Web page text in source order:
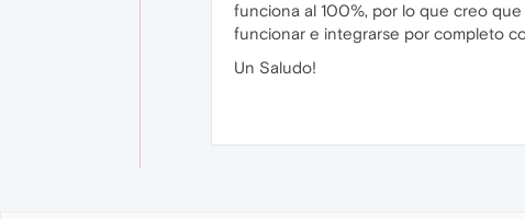
funciona al 100%, por lo que creo
funcionar e integrarse por completo
Un Saludo!